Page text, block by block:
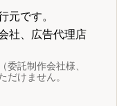
元です。
社、広告代理店
託制作会社様、
だけません。